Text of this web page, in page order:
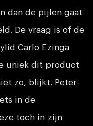
dan de pijlen gaat
De vraag is of de
Carlo Ezinga
uniek dit product
zo, blijkt. Peter-
in de
toch in zijn